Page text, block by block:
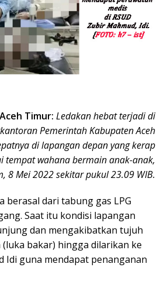
Timur: Ledakan hebat terjadi di
Pemerintah Kabupaten Aceh
di lapangan depan yang kerap
tempat wahana bermain anak-anak,
8 Mei 2022 sekitar pukul 23.09 WIB.
berasal dari tabung gas LPG
Saat itu kondisi lapangan
dan mengakibatkan tujuh
bakar) hingga dilarikan ke
Idi guna mendapat penanganan